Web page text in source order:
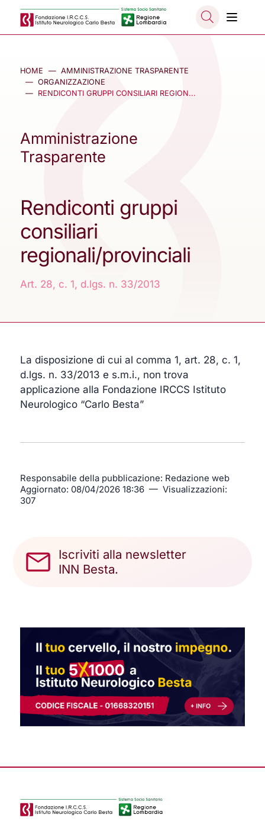
Salta al contenuto principale
HOME
AMMINISTRAZIONE TRASPARENTE
ORGANIZZAZIONE
RENDICONTI GRUPPI CONSILIARI REGION...
Amministrazione
Trasparente
Rendiconti gruppi
consiliari
regionali/provinciali
Art. 28, c. 1, d.lgs. n. 33/2013
La disposizione di cui al comma 1, art. 28, c. 1,
d.lgs. n. 33/2013 e s.m.i., non trova
applicazione alla Fondazione IRCCS Istituto
Neurologico “Carlo Besta”
Responsabile della pubblicazione: Redazione web
Aggiornato: 08/04/2026 18:36 — Visualizzazioni:
307
Iscriviti alla newsletter
INN Besta.